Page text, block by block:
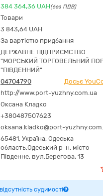
384 364,36 UAH(без ПДВ)
Товари
3 843,64 UAH
За вартістю придбання
ДЕРЖАВНЕ ПІДПРИЄМСТВО
"МОРСЬКИЙ ТОРГОВЕЛЬНИЙ
"ПІВДЕННИЙ"
04704790
Досьє
http://www.port-yuzhny.com.ua
Оксана Кладко
+380487507623
oksana.kladko@port-
65481, Україна, Одеська
область,Одеський р-н, місто
Південне, вул.Берегова, 13
судимості